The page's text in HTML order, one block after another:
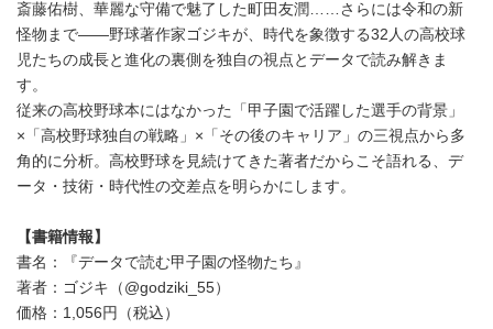
斎藤佑樹、華麗な守備で魅了した町田友潤……さらには令和の新
怪物まで――野球著作家ゴジキが、時代を象徴する32人の高校球
児たちの成長と進化の裏側を独自の視点とデータで読み解きま
す。
従来の高校野球本にはなかった「甲子園で活躍した選手の背景」
×「高校野球独自の戦略」×「その後のキャリア」の三視点から多
角的に分析。高校野球を見続けてきた著者だからこそ語れる、デ
ータ・技術・時代性の交差点を明らかにします。
【書籍情報】
書名：『データで読む甲子園の怪物たち』
著者：ゴジキ（@godziki_55）
価格：1,056円（税込）